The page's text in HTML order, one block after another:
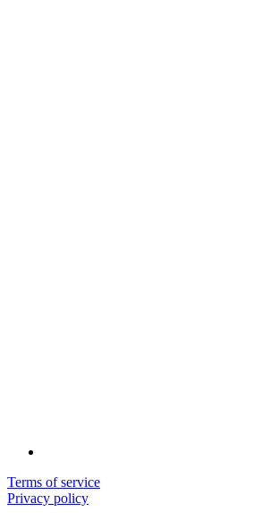
Terms of service
Privacy policy